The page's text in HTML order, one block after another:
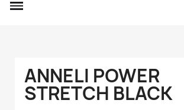
ANNELI POWER
STRETCH BLACK